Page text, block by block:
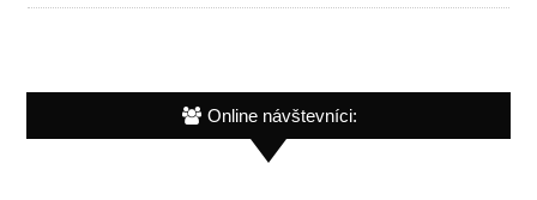
Online návštevníci: